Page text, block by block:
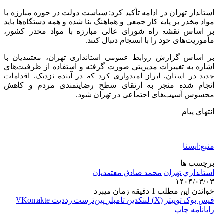
استاندار تهران در ادامه تأکید کرد: سیاست دولت در حوزه مبارزه با
مواد مخدر بر پایه کار جمعی و هماهنگ بنا شده و همه دستگاه‌ها باید
بر اساس نقشه راه شورای عالی مبارزه با مواد مخدر کشور،
مأموریت‌های خود را با انسجام دنبال کنند.
بر اساس گزارش روابط عمومی استانداری تهران، معتمدیان با
اشاره به تغییرات مدیریتی صورت‌ گرفته و استفاده از ظرفیت‌های
جدید در استان، ابراز امیدواری کرد که در آینده نزدیک، اقدامات
انجام‌ شده منجر به ارتقای سطح رضایتمندی مردم و کاهش
محسوس آسیب‌های اجتماعی در تهران شود.
انتهای پیام
منبع:ایسنا
برچسب ها
استانداري تهران محمد صادق معتمدیان
۱۴۰۴/۰۳/۰۳
خواندن این مطلب 1 دقیقه زمان میبرد
فیس بوک توییتر (X) لینکدین ‫تامبلر ‫پین‌ترست ‫رددیت ‫VKontakte
رایانامه چاپ